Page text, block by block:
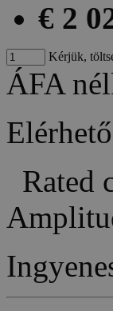
€ 2
Kérjük,
ÁFA
Rated